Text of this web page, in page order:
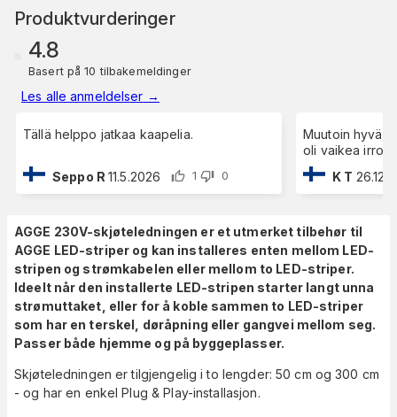
Produktvurderinger
4.8
Basert på 10 tilbakemeldinger
Les alle anmeldelser →
Tällä helppo jatkaa kaapelia.
Seppo R 11.5.2026 1 0
Muutoin hyvä
oli vaikea
K T
AGGE 230V-skjøteledningen er et utmerket tilbehør til
AGGE LED-striper og kan installeres enten mellom LED-
stripen og strømkabelen eller mellom to LED-striper.
Ideelt når den installerte LED-stripen starter langt unna
strømuttaket, eller for å koble sammen to LED-striper
som har en terskel, døråpning eller gangvei mellom seg.
Passer både hjemme og på byggeplasser.
Skjøteledningen er tilgjengelig i to lengder: 50 cm og 300 cm
- og har en enkel Plug & Play-installasjon.